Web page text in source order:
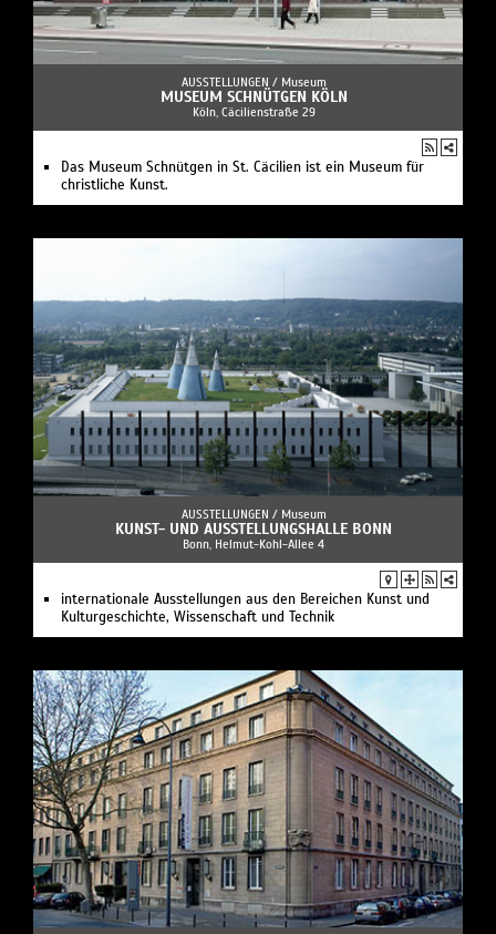
AUSSTELLUNGEN / Museum
MUSEUM SCHNÜTGEN KÖLN
Köln, Cäcilienstraße 29
Das Museum Schnütgen in St. Cäcilien ist ein Museum für
christliche Kunst.
AUSSTELLUNGEN / Museum
KUNST- UND AUSSTELLUNGSHALLE BONN
Bonn, Helmut-Kohl-Allee 4
internationale Ausstellungen aus den Bereichen Kunst und
Kulturgeschichte, Wissenschaft und Technik